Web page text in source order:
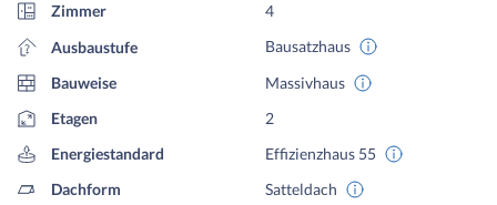
Zimmer
4
Ausbaustufe
Bausatzhaus
Bauweise
Massivhaus
Etagen
2
Energiestandard
Effizienzhaus 55
Dachform
Satteldach